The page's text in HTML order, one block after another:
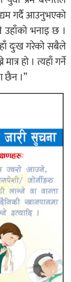
गर्दै आउनुभएको
भनाइ छ ।
दुःख गरेको सबैले
हो । त्यहाँ गर्ने
छैन ।”